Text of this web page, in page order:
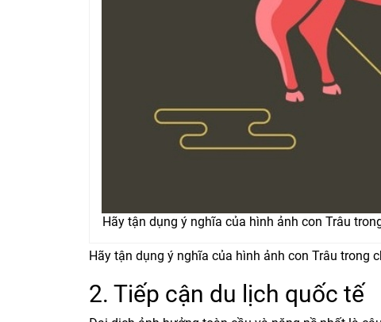
Hãy tận dụng ý nghĩa của hình ảnh con Trâu
Hãy tận dụng ý nghĩa của hình ảnh con Trâu trong
2. Tiếp cận du lịch quốc tế